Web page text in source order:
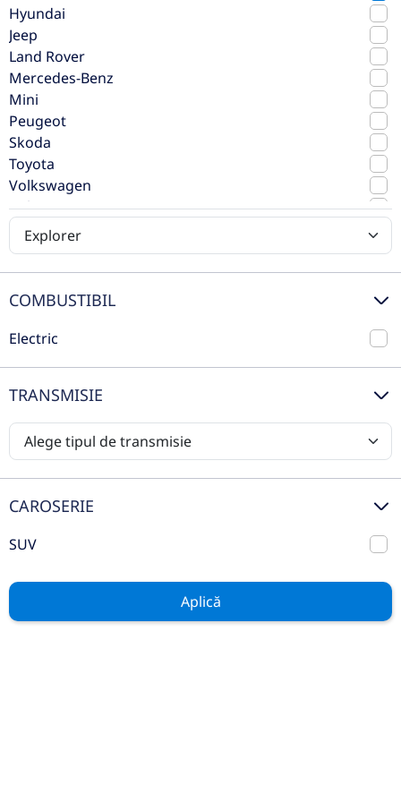
Ford Explorer EV Premium electric
autonomie extinsă 340 CP AT AWD
1 km
46.500€
TVA inclus deductibil
nou
Hyundai
Jeep
Land Rover
Mercedes-Benz
Mini
Peugeot
Skoda
Toyota
Volkswagen
Volvo
COMBUSTIBIL
Electric
TRANSMISIE
CAROSERIE
SUV
Aplică